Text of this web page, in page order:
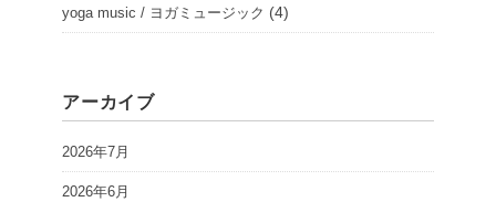
yoga music / ヨガミュージック (4)
アーカイブ
2026年7月
2026年6月